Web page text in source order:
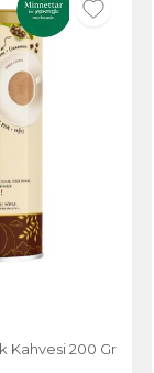
Kahvesi 200 Gr